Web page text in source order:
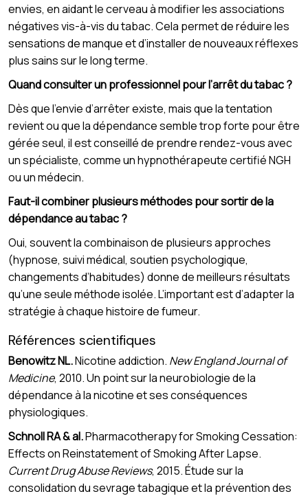
envies, en aidant le cerveau à modifier les associations
négatives vis-à-vis du tabac. Cela permet de réduire les
sensations de manque et d’installer de nouveaux réflexes
plus sains sur le long terme.
Quand consulter un professionnel pour l’arrêt du tabac ?
Dès que l’envie d’arrêter existe, mais que la tentation
revient ou que la dépendance semble trop forte pour être
gérée seul, il est conseillé de prendre rendez-vous avec
un spécialiste, comme un hypnothérapeute certifié NGH
ou un médecin.
Faut-il combiner plusieurs méthodes pour sortir de la
dépendance au tabac ?
Oui, souvent la combinaison de plusieurs approches
(hypnose, suivi médical, soutien psychologique,
changements d’habitudes) donne de meilleurs résultats
qu’une seule méthode isolée. L’important est d’adapter la
stratégie à chaque histoire de fumeur.
Références scientifiques
Benowitz NL.Nicotine addiction. New England Journal of
Medicine, 2010. Un point sur la neurobiologie de la
dépendance à la nicotine et ses conséquences
physiologiques.
Schnoll RA & al.Pharmacotherapy for Smoking Cessation:
Effects on Reinstatement of Smoking After Lapse.
Current Drug Abuse Reviews, 2015. Étude sur la
consolidation du sevrage tabagique et la prévention des